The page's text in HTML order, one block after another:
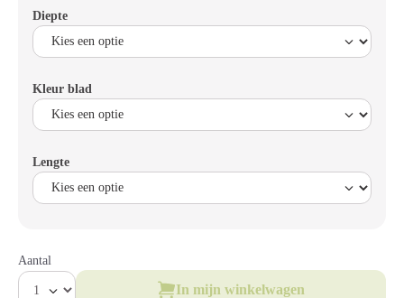
Diepte
Kleur blad
Lengte
Aantal
In mijn winkelwagen